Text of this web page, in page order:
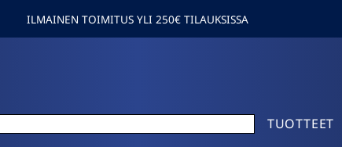
ILMAINEN TOIMITUS YLI 250€ TILAUKSISSA
TUOTTEET